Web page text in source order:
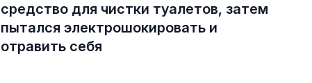
средство для чистки туалетов, затем
пытался электрошокировать и
отравить себя